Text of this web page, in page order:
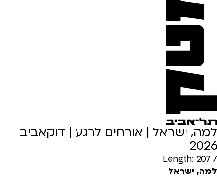
למה, ישראל | אורחים לרגע | דוקאביב
2026
/ Length: 207
למה, ישראל